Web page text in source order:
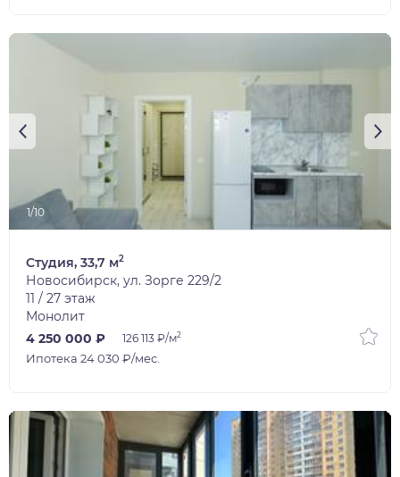
1/10
Студия, 33,7 м2
Новосибирск, ул. Зорге 229/2
11 / 27 этаж
Монолит
4 250 000 ₽
126 113 ₽/м2
Ипотека 24 030 ₽/мес.